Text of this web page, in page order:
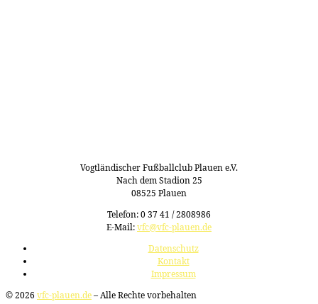
Vogtländischer Fußballclub Plauen e.V.
Nach dem Stadion 25
08525 Plauen
Telefon: 0 37 41 / 2808986
E-Mail:vfc@vfc-plauen.de
Datenschutz
Kontakt
Impressum
© 2026 vfc-plauen.de– Alle Rechte vorbehalten